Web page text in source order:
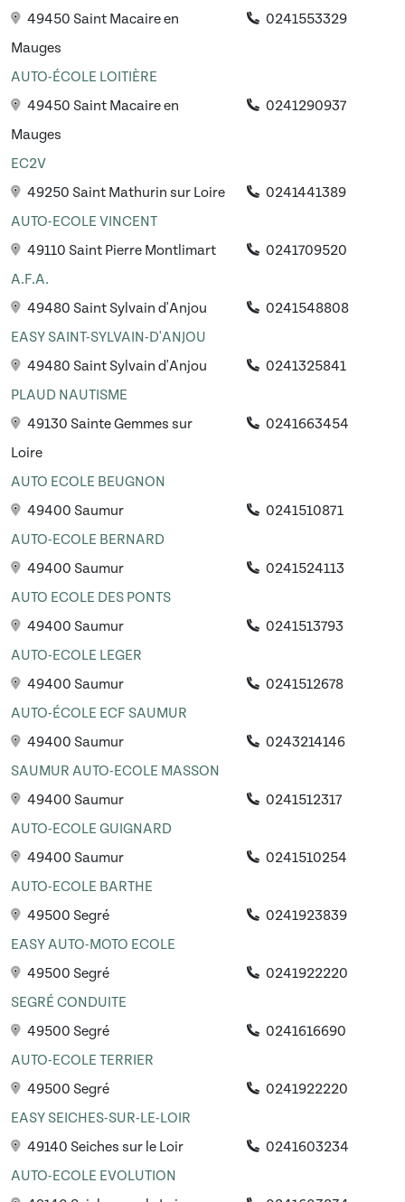
49450 Saint Macaire en
Mauges
0241553329
AUTO-ÉCOLE LOITIÈRE
49450 Saint Macaire en
Mauges
0241290937
EC2V
49250 Saint Mathurin sur Loire
0241441389
AUTO-ECOLE VINCENT
49110 Saint Pierre Montlimart
0241709520
A.F.A.
49480 Saint Sylvain d'Anjou
0241548808
EASY SAINT-SYLVAIN-D'ANJOU
49480 Saint Sylvain d'Anjou
0241325841
PLAUD NAUTISME
49130 Sainte Gemmes sur
Loire
0241663454
AUTO ECOLE BEUGNON
49400 Saumur
0241510871
AUTO-ECOLE BERNARD
49400 Saumur
0241524113
AUTO ECOLE DES PONTS
49400 Saumur
0241513793
AUTO-ECOLE LEGER
49400 Saumur
0241512678
AUTO-ÉCOLE ECF SAUMUR
49400 Saumur
0243214146
SAUMUR AUTO-ECOLE MASSON
49400 Saumur
0241512317
AUTO-ECOLE GUIGNARD
49400 Saumur
0241510254
AUTO-ECOLE BARTHE
49500 Segré
0241923839
EASY AUTO-MOTO ECOLE
49500 Segré
0241922220
SEGRÉ CONDUITE
49500 Segré
0241616690
AUTO-ECOLE TERRIER
49500 Segré
0241922220
EASY SEICHES-SUR-LE-LOIR
49140 Seiches sur le Loir
0241603234
AUTO-ECOLE EVOLUTION